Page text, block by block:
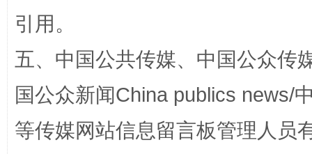
漫山遍野的桃花与雪山、麦地、白藏房 除
引用。
五、中国公共传媒、中国公众传
国公众新闻China publics news/
等传媒网站信息留言板管理人员